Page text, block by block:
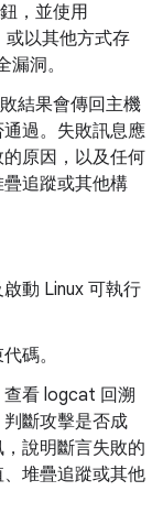
，並使用
以其他方式存
洞。
結果會傳回主機
過。失敗訊息應
原因，以及任何
追蹤或其他構
動 Linux 可執行
碼。
看 logcat 回溯
斷攻擊是否成
說明斷言失敗的
堆疊追蹤或其他